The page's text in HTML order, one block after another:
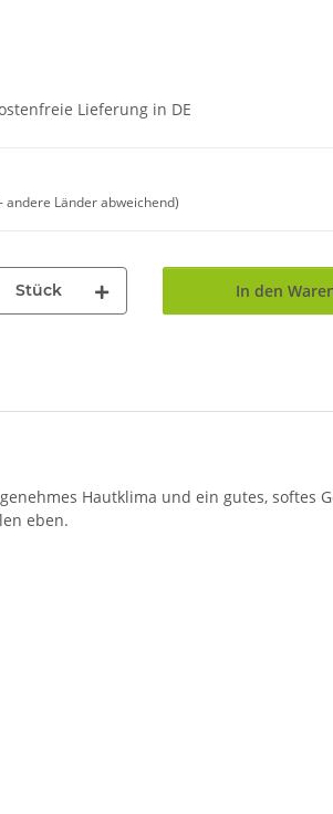
Lieferung in DE
andere Länder abweichend)
Stück In den
Hautklima und ein gutes, softes
eben.